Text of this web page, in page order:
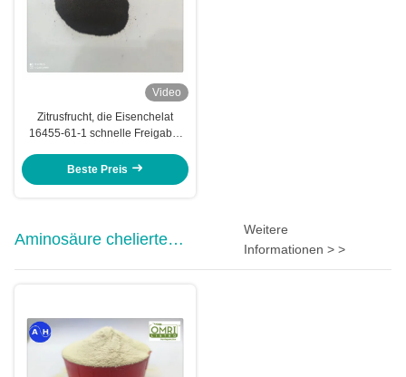
Video
Zitrusfrucht, die Eisenchelat
16455-61-1 schnelle Freigabe-
Beste Preis
Aminosäure chelierte
Mineralien
Weitere
Informationen > >